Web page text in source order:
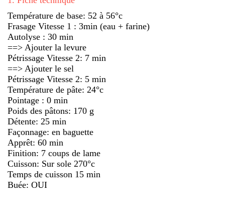
Température de base: 52 à 56°c
Frasage Vitesse 1 : 3min (eau + farine)
Autolyse : 30 min
==> Ajouter la levure
Pétrissage Vitesse 2: 7 min
==> Ajouter le sel
Pétrissage Vitesse 2: 5 min
Température de pâte: 24°c
Pointage : 0 min
Poids des pâtons: 170 g
Détente: 25 min
Façonnage: en baguette
Apprêt: 60 min
Finition: 7 coups de lame
Cuisson: Sur sole 270°c
Temps de cuisson 15 min
Buée: OUI